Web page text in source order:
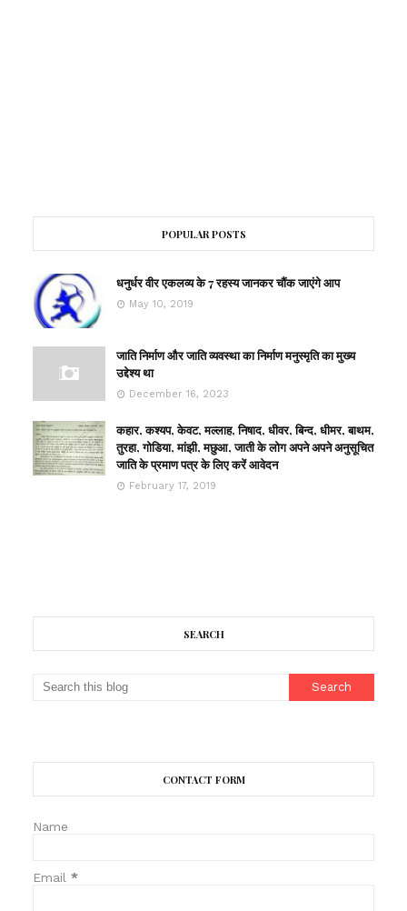
POPULAR POSTS
धनुर्धर वीर एकलव्य के 7 रहस्य जानकर चौंक जाएंगे आप
May 10, 2019
जाति निर्माण और जाति व्यवस्था का निर्माण मनुस्मृति का मुख्य
उद्देश्य था
December 16, 2023
कहार, कश्यप, केवट, मल्लाह, निषाद, धीवर, बिन्द, धीमर, बाथम,
तुरहा, गोडिया, मांझी, मछुआ, जाती के लोग अपने अपने अनुसूचित
जाति के प्रमाण पत्र के लिए करें आवेदन
February 17, 2019
SEARCH
CONTACT FORM
Name
Email *